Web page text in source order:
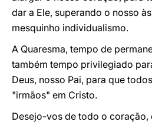
dar a Ele, superando o nosso
mesquinho individualismo.
A Quaresma, tempo de
também tempo privilegiado
Deus, nosso Pai, para que
"irmãos" em Cristo.
Desejo-vos de todo o coração,